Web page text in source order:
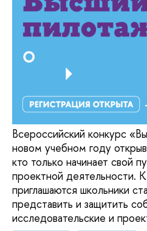
Всероссийский конкурс
новом учебном году
кто только начинает свой
проектной деятельности.
приглашаются школьники
представить и защитить
исследовательские и